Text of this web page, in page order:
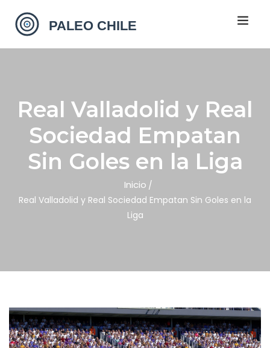
Real Valladolid y Real
Sociedad Empatan
Sin Goles en la Liga
Inicio
Real Valladolid y Real Sociedad Empatan Sin Goles en la
Liga